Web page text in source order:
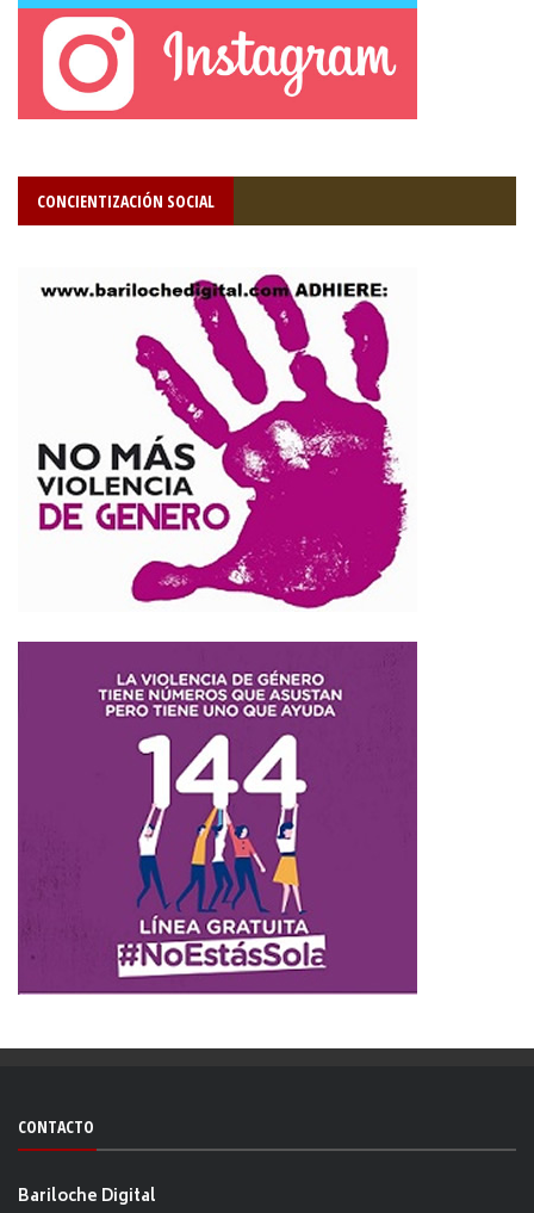
CONCIENTIZACIÓN SOCIAL
CONTACTO
Bariloche Digital